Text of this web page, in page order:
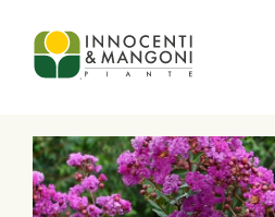
Skip to main content